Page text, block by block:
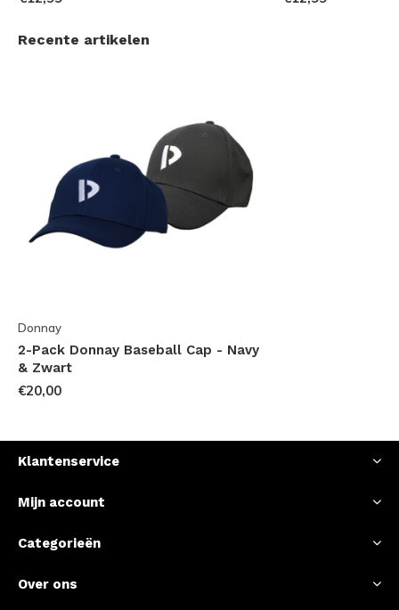
Recente artikelen
Donnay
2-Pack Donnay Baseball Cap - Navy
& Zwart
€20,00
Klantenservice
Mijn account
Categorieën
Over ons